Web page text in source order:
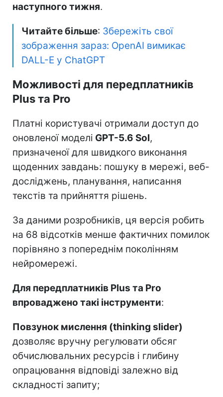
наступного тижня.
Читайте більше: Збережіть свої
зображення зараз: OpenAI вимикає
DALL-E у ChatGPT
Можливості для передплатників
Plus та Pro
Платні користувачі отримали доступ до
оновленої моделі GPT-5.6 Sol,
призначеної для швидкого виконання
щоденних завдань: пошуку в мережі, веб-
досліджень, планування, написання
текстів та прийняття рішень.
За даними розробників, ця версія робить
на 68 відсотків менше фактичних помилок
порівняно з попереднім поколінням
нейромережі.
Для передплатників Plus та Pro
впроваджено такі інструменти:
Повзунок мислення (thinking slider)
дозволяє вручну регулювати обсяг
обчислювальних ресурсів і глибину
опрацювання відповіді залежно від
складності запиту;